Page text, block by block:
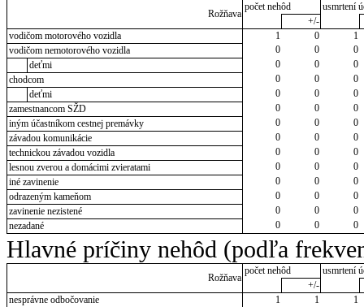
Rožňava
počet nehôd
usmrtení
+/-
vodičom motorového vozidla
1 0
1
vodičom nemotorového vozidla
0 0
0
deťmi
0 0
0
chodcom
0 0
0
deťmi
0 0
0
zamestnancom SŽD
0 0
0
iným účastníkom cestnej premávky
0 0
0
závadou komunikácie
0 0
0
technickou závadou vozidla
0 0
0
lesnou zverou a domácimi zvieratami
0 0
0
iné zavinenie
0 0
0
odrazeným kameňom
0 0
0
zavinenie nezistené
0 0
0
nezadané
0 0 0
Hlavné príčiny nehôd (podľa
Rožňava
počet nehôd
usmrtení
+/-
nesprávne odbočovanie
1 1 1